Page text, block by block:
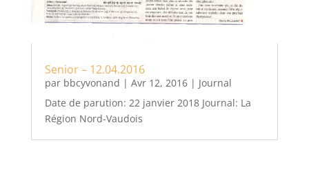
Senior – 12.04.2016
par bbcyvonand | Avr 12, 2016| Journal
Date de parution: 22 janvier 2018 Journal: La
Région Nord-Vaudois